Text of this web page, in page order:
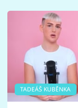
TADEÁŠ KUBĚNKA